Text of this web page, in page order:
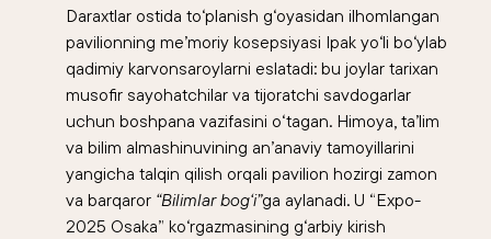
Daraxtlar ostida to‘planish g‘oyasidan ilhomlangan
pavilionning me’moriy kosepsiyasi Ipak yo‘li bo‘ylab
qadimiy karvonsaroylarni eslatadi: bu joylar tarixan
musofir sayohatchilar va tijoratchi savdogarlar
uchun boshpana vazifasini o‘tagan. Himoya, ta’lim
va bilim almashinuvining an’anaviy tamoyillarini
yangicha talqin qilish orqali pavilion hozirgi zamon
va barqaror “Bilimlar bog‘i”ga aylanadi. U “Expo-
2025 Osaka” ko‘rgazmasining g‘arbiy kirish